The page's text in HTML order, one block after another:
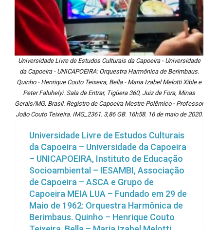
Universidade Livre de Estudos Culturais da Capoeira - Universidade
da Capoeira - UNICAPOEIRA: Orquestra Harmônica de Berimbaus.
Quinho - Henrique Couto Teixeira, Bella - Maria Izabel Melotti Xible e
Peter Faluhelyi. Sala de Entrar, Tigüera 360, Juiz de Fora, Minas
Gerais/MG, Brasil. Registro de Capoeira Mestre Polêmico - Professor
João Couto Teixeira. IMG_2361. 3,86 GB. 16h58. 16 de maio de 2020.
Universidade Livre de Estudos Culturais
da Capoeira – Universidade da Capoeira
– UNICAPOEIRA, Instituto de Educação
Socioambiental – IESAMBI, Associação
de Capoeira – ASCA e Grupo de
Capoeira MEIA LUA – Fundado em 29 de
Maio de 1962: Orquestra Harmônica de
Berimbaus. Quinho – Henrique Couto